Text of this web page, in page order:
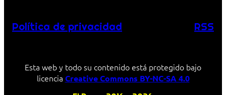
Política de privacidad RSS
Esta web y todo su contenido está protegido bajo
licencia Creative Commons BY-NC-SA 4.0